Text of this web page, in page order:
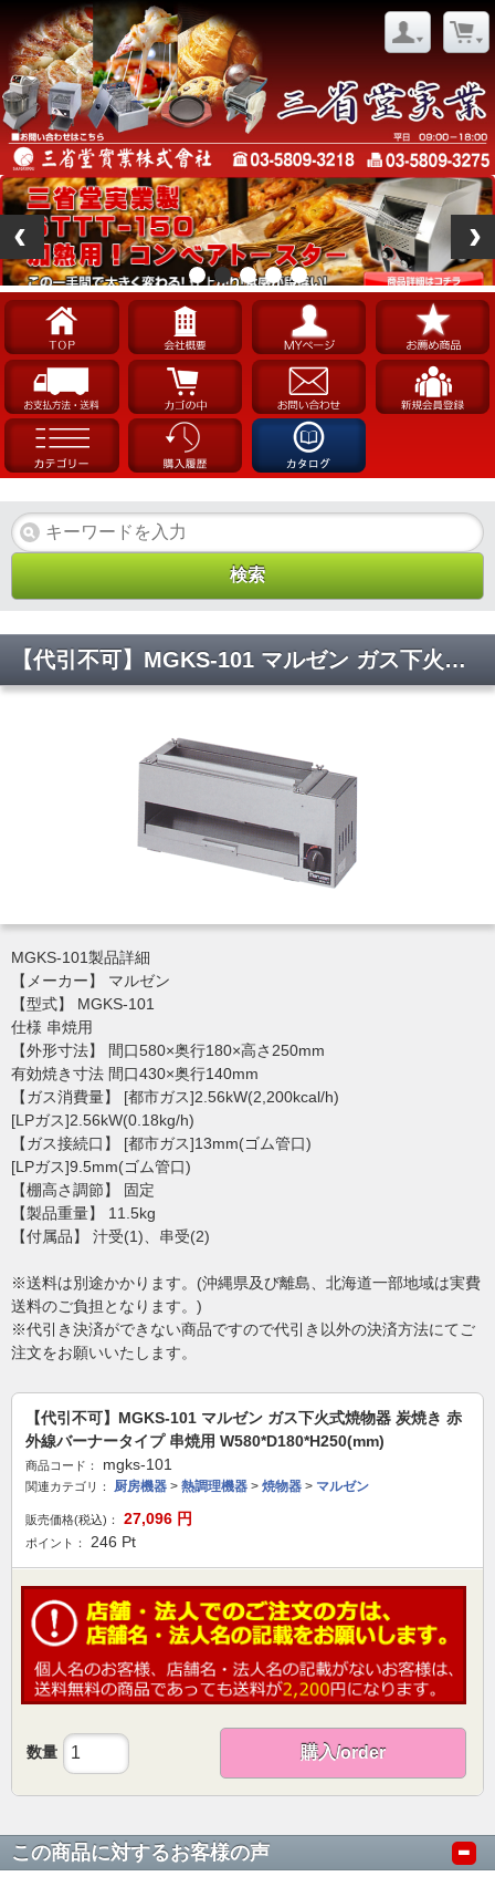
【代引不可】MGKS-101 マルゼン ガス下火式焼物器 炭焼き 赤外線バーナータイプ 串焼用 W580*D180*H250(mm)
MGKS-101製品詳細
【メーカー】 マルゼン
【型式】 MGKS-101
仕様 串焼用
【外形寸法】 間口580×奥行180×高さ250mm
有効焼き寸法 間口430×奥行140mm
【ガス消費量】 [都市ガス]2.56kW(2,200kcal/h)
[LPガス]2.56kW(0.18kg/h)
【ガス接続口】 [都市ガス]13mm(ゴム管口)
[LPガス]9.5mm(ゴム管口)
【棚高さ調節】 固定
【製品重量】 11.5kg
【付属品】 汁受(1)、串受(2)
※送料は別途かかります。(沖縄県及び離島、北海道一部地域は実費
送料のご負担となります。)
※代引き決済ができない商品ですので代引き以外の決済方法にてご
注文をお願いいたします。
【代引不可】MGKS-101 マルゼン ガス下火式焼物器 炭焼き 赤
外線バーナータイプ 串焼用 W580*D180*H250(mm)
商品コード： mgks-101
関連カテゴリ： 厨房機器 > 熱調理機器 > 焼物器 > マルゼン
販売価格(税込)： 27,096 円
ポイント： 246 Pt
数量 購入/order
この商品に対するお客様の声